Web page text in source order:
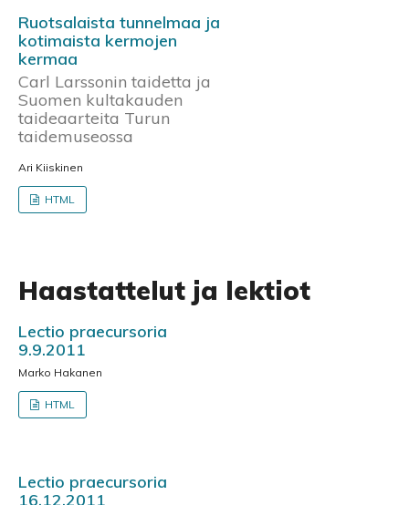
Ruotsalaista tunnelmaa ja
kotimaista kermojen
kermaa
Carl Larssonin taidetta ja
Suomen kultakauden
taideaarteita Turun
taidemuseossa
Ari Kiiskinen
HTML
Haastattelut ja lektiot
Lectio praecursoria
9.9.2011
Marko Hakanen
HTML
Lectio praecursoria
16.12.2011